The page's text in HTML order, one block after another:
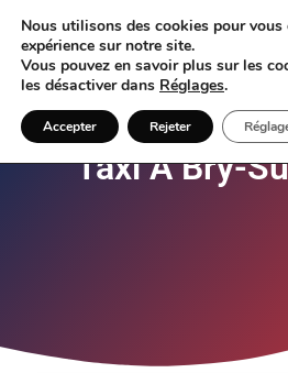
Taxi À Bry-
Nous utilisons des cookies pour
expérience sur notre site.
Vous pouvez en savoir plus sur les
les désactiver dans Réglages.
Accepter Rejeter